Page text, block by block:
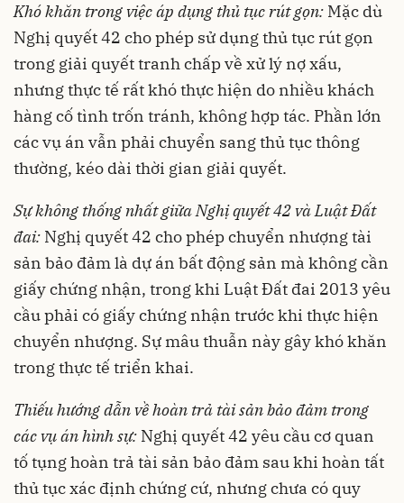
Khó khăn trong việc áp dụng thủ tục rút gọn: Mặc dù
Nghị quyết 42 cho phép sử dụng thủ tục rút gọn
trong giải quyết tranh chấp về xử lý nợ xấu,
nhưng thực tế rất khó thực hiện do nhiều khách
hàng cố tình trốn tránh, không hợp tác. Phần lớn
các vụ án vẫn phải chuyển sang thủ tục thông
thường, kéo dài thời gian giải quyết.
Sự không thống nhất giữa Nghị quyết 42 và Luật Đất
đai: Nghị quyết 42 cho phép chuyển nhượng tài
sản bảo đảm là dự án bất động sản mà không cần
giấy chứng nhận, trong khi Luật Đất đai 2013 yêu
cầu phải có giấy chứng nhận trước khi thực hiện
chuyển nhượng. Sự mâu thuẫn này gây khó khăn
trong thực tế triển khai.
Thiếu hướng dẫn về hoàn trả tài sản bảo đảm trong
các vụ án hình sự: Nghị quyết 42 yêu cầu cơ quan
tố tụng hoàn trả tài sản bảo đảm sau khi hoàn tất
thủ tục xác định chứng cứ, nhưng chưa có quy